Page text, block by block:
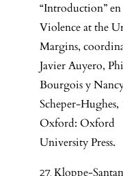
“Introduction” en
Violence at the
Margins,
Javier Auyero,
Bourgois y
Scheper-Hughes,
Oxford: Oxford
University Press.
Kloppe-